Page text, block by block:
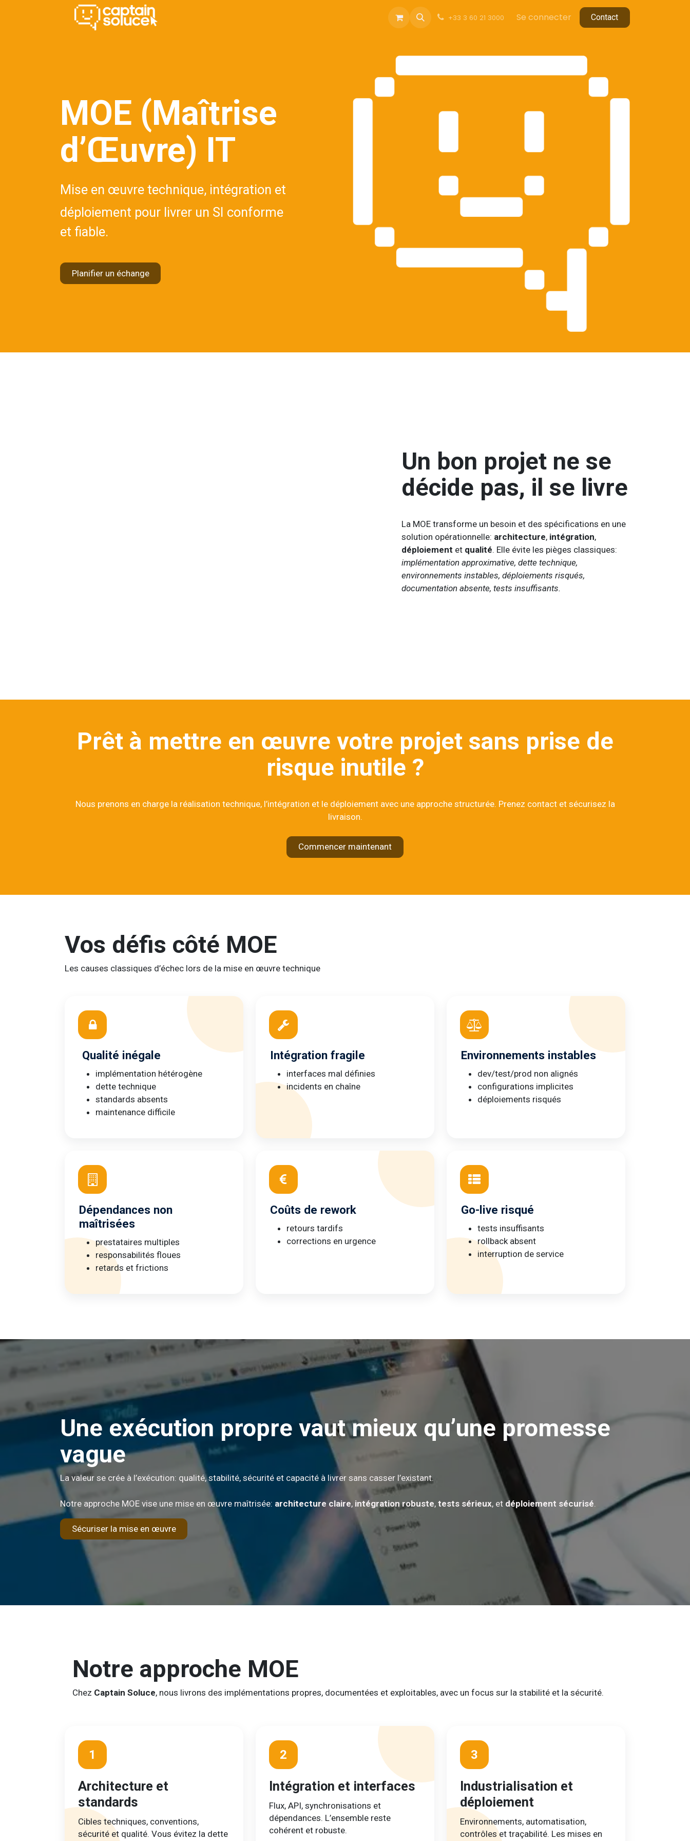
Se rendre au contenu
+33 3 60 21 3000 Se connecter C​​ontact
MOE (Maîtrise
d’Œuvre) IT
Mise en œuvre technique, intégration et
déploiement pour livrer un SI conforme
et fiable.
Planifier un échange
Un bon projet ne se
décide pas, il se livre
La MOE transforme un besoin et des spécifications en une
solution opérationnelle: architecture, intégration,
déploiement et qualité. Elle évite les pièges classiques:
implémentation approximative, dette technique,
environnements instables, déploiements risqués,
documentation absente, tests insuffisants.
Prêt à mettre en œuvre votre projet sans prise de
risque inutile ?
Nous prenons en charge la réalisation technique, l’intégration et le déploiement avec une approche structurée. Prenez contact et sécurisez la
livraison.
Commencer maintenant
Vos défis côté MOE
Les causes classiques d’échec lors de la mise en œuvre technique
Qualité inégale
implémentation hétérogène
dette technique
standards absents
maintenance difficile
Intégration fragile
interfaces mal définies
incidents en chaîne
Environnements instables
dev/test/prod non alignés
configurations implicites
déploiements risqués
Dépendances non
maîtrisées
prestataires multiples
responsabilités floues
retards et frictions
Coûts de rework
retours tardifs
corrections en urgence
Go-live risqué
tests insuffisants
rollback absent
interruption de service
Une exécution propre vaut mieux qu’une promesse
vague
La valeur se crée à l’exécution: qualité, stabilité, sécurité et capacité à livrer sans casser l’existant.
Notre approche MOE vise une mise en œuvre maîtrisée: architecture claire, intégration robuste, tests sérieux, et déploiement sécurisé
Sécuriser la mise en œuvre
Notre approche MOE
Chez Captain Soluce, nous livrons des implémentations propres, documentées et exploitables, avec un focus sur la stabilité et la sécurité.
1
Architecture et
standards
Cibles techniques, conventions,
sécurité et qualité. Vous évitez la dette
2
Intégration et interfaces
Flux, API, synchronisations et
dépendances. L’ensemble reste
cohérent et robuste.
3
Industrialisation et
déploiement
Environnements, automatisation,
contrôles et traçabilité. Les mises en